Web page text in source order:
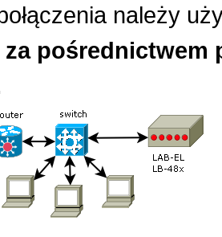
należy
za pośrednictwem